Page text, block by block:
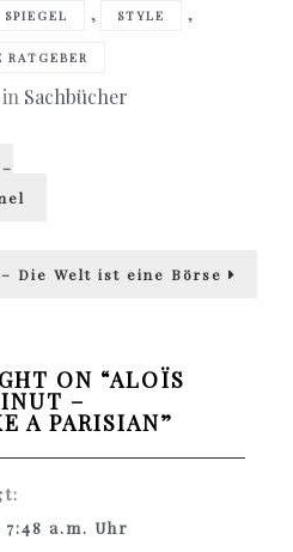
SPIEGEL , STYLE ,
RATGEBER
Sachbücher
Die Welt ist eine Börse
ON “ALOÏS
–
A PARISIAN”
a.m. Uhr